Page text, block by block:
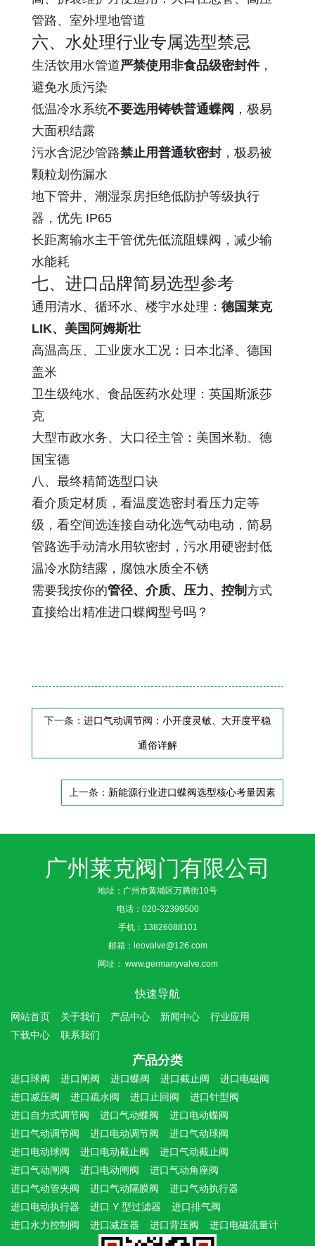
管路、室外埋地管道
六、水处理行业专属选型禁忌
生活饮用水管道严禁使用非食品级密封件，
避免水质污染
低温冷水系统不要选用铸铁普通蝶阀 ，极易
大面积结露
污水含泥沙管路禁止用普通软密封 ，极易被
颗粒划伤漏水
地下管井、潮湿泵房拒绝低防护等级执行
器，优先 IP65
长距离输水主干管优先低流阻蝶阀，减少输
水能耗
七、进口品牌简易选型参考
通用清水、循环水、楼宇水处理： 德国莱克
LIK、美国阿姆斯壮
高温高压、工业废水工况：日本北泽、德国
盖米
卫生级纯水、食品医药水处理：英国斯派莎
克
大型市政水务、大口径主管：美国米勒、德
国宝德
八、最终精简选型口诀
看介质定材质，看温度选密封看压力定等
级，看空间选连接自动化选气动电动，简易
管路选手动清水用软密封，污水用硬密封低
温冷水防结露，腐蚀水质全不锈
需要我按你的管径、介质、压力、控制 方式
直接给出精准进口蝶阀型号吗？
下一条： 进口气动调节阀：小开度灵敏、大开度平稳
通俗详解
上一条： 新能源行业进口蝶阀选型核心考量因素
广州莱克阀门有限公司
地址：广州市黄埔区万腾街10号
电话： 020-32399500
手机： 13826088101
邮箱： leovalve@126.com
网址： www.germanyvalve.com
快速导航
网站首页 关于我们 产品中心 新闻中心
行业应用
下载中心
联系我们
产品分类
进口球阀 进口闸阀 进口蝶阀 进口截止阀
进口电磁阀
进口减压阀
进口疏水阀 进口止回阀
进口针型阀
进口自力式调节阀
进口气动蝶阀
进口电动蝶阀
进口气动调节阀
进口电动调节阀
进口气动球阀
进口电动球阀
进口电动截止阀
进口气动截止阀
进口气动闸阀
进口电动闸阀
进口气动角座阀
进口气动管夹阀
进口气动隔膜阀
进口气动执行器
进口电动执行器
进口 Y 型过滤器
进口排气阀
进口水力控制阀
进口减压器 进口背压阀 进口电磁流量计